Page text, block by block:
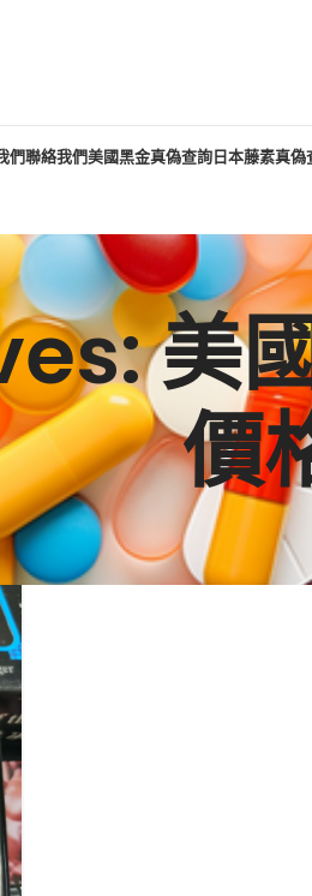
們聯絡我們美國黑金真偽查詢日本藤素真偽
美
價